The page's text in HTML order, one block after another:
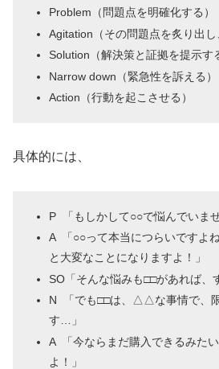
Problem（問題点を明確化する）
Agitation（その問題点を炙り出し
Solution（解決策と証拠を提示す
Narrow down（緊急性を訴える）
Action（行動を起こさせる）
具体的には、
P 「もしかして○○で悩んでいませ
A 「○○って本当につらいですよ
と大変なことになりますよ！」
SO「そんな悩みも□□があれば、
N 「でも□□は、△△な事情で、
す…」
A 「今ならまだ購入できるみた
よ！」